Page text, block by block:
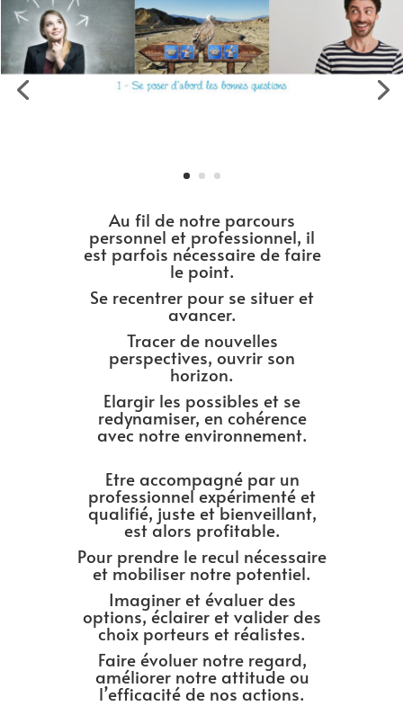
Au fil de notre parcours
personnel et professionnel, il
est parfois nécessaire de faire
le point.
Se recentrer pour se situer et
avancer.
Tracer de nouvelles
perspectives, ouvrir son
horizon.
Elargir les possibles et se
redynamiser, en cohérence
avec notre environnement.
Etre accompagné par un
professionnel expérimenté et
qualifié, juste et bienveillant,
est alors profitable.
Pour prendre le recul nécessaire
et mobiliser notre potentiel.
Imaginer et évaluer des
options, éclairer et valider des
choix porteurs et réalistes.
Faire évoluer notre regard,
améliorer notre attitude ou
l’efficacité de nos actions.